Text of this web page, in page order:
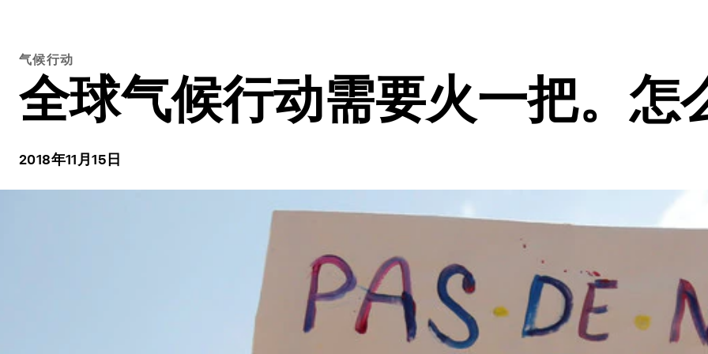
气候行动
全球气候行动需要火一把。怎
2018年11月15日